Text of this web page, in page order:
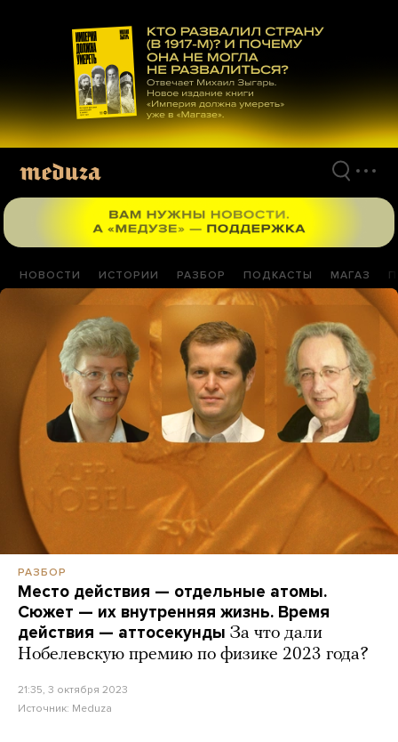
материалам
НОВОСТИ ИСТОРИИ РАЗБОР ПОДКАСТЫ МАГАЗ
РАЗБОР
Место действия — отдельные атомы.
Сюжет — их внутренняя жизнь. Время
действия — аттосекунды За что дали
Нобелевскую премию по физике 2023 года?
21:35, 3 октября 2023
Источник: Meduza